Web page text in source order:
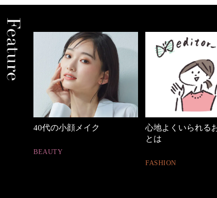
心地よくいられるおしゃれ
【ワーママのきれ
ュアル通勤】
FASHION